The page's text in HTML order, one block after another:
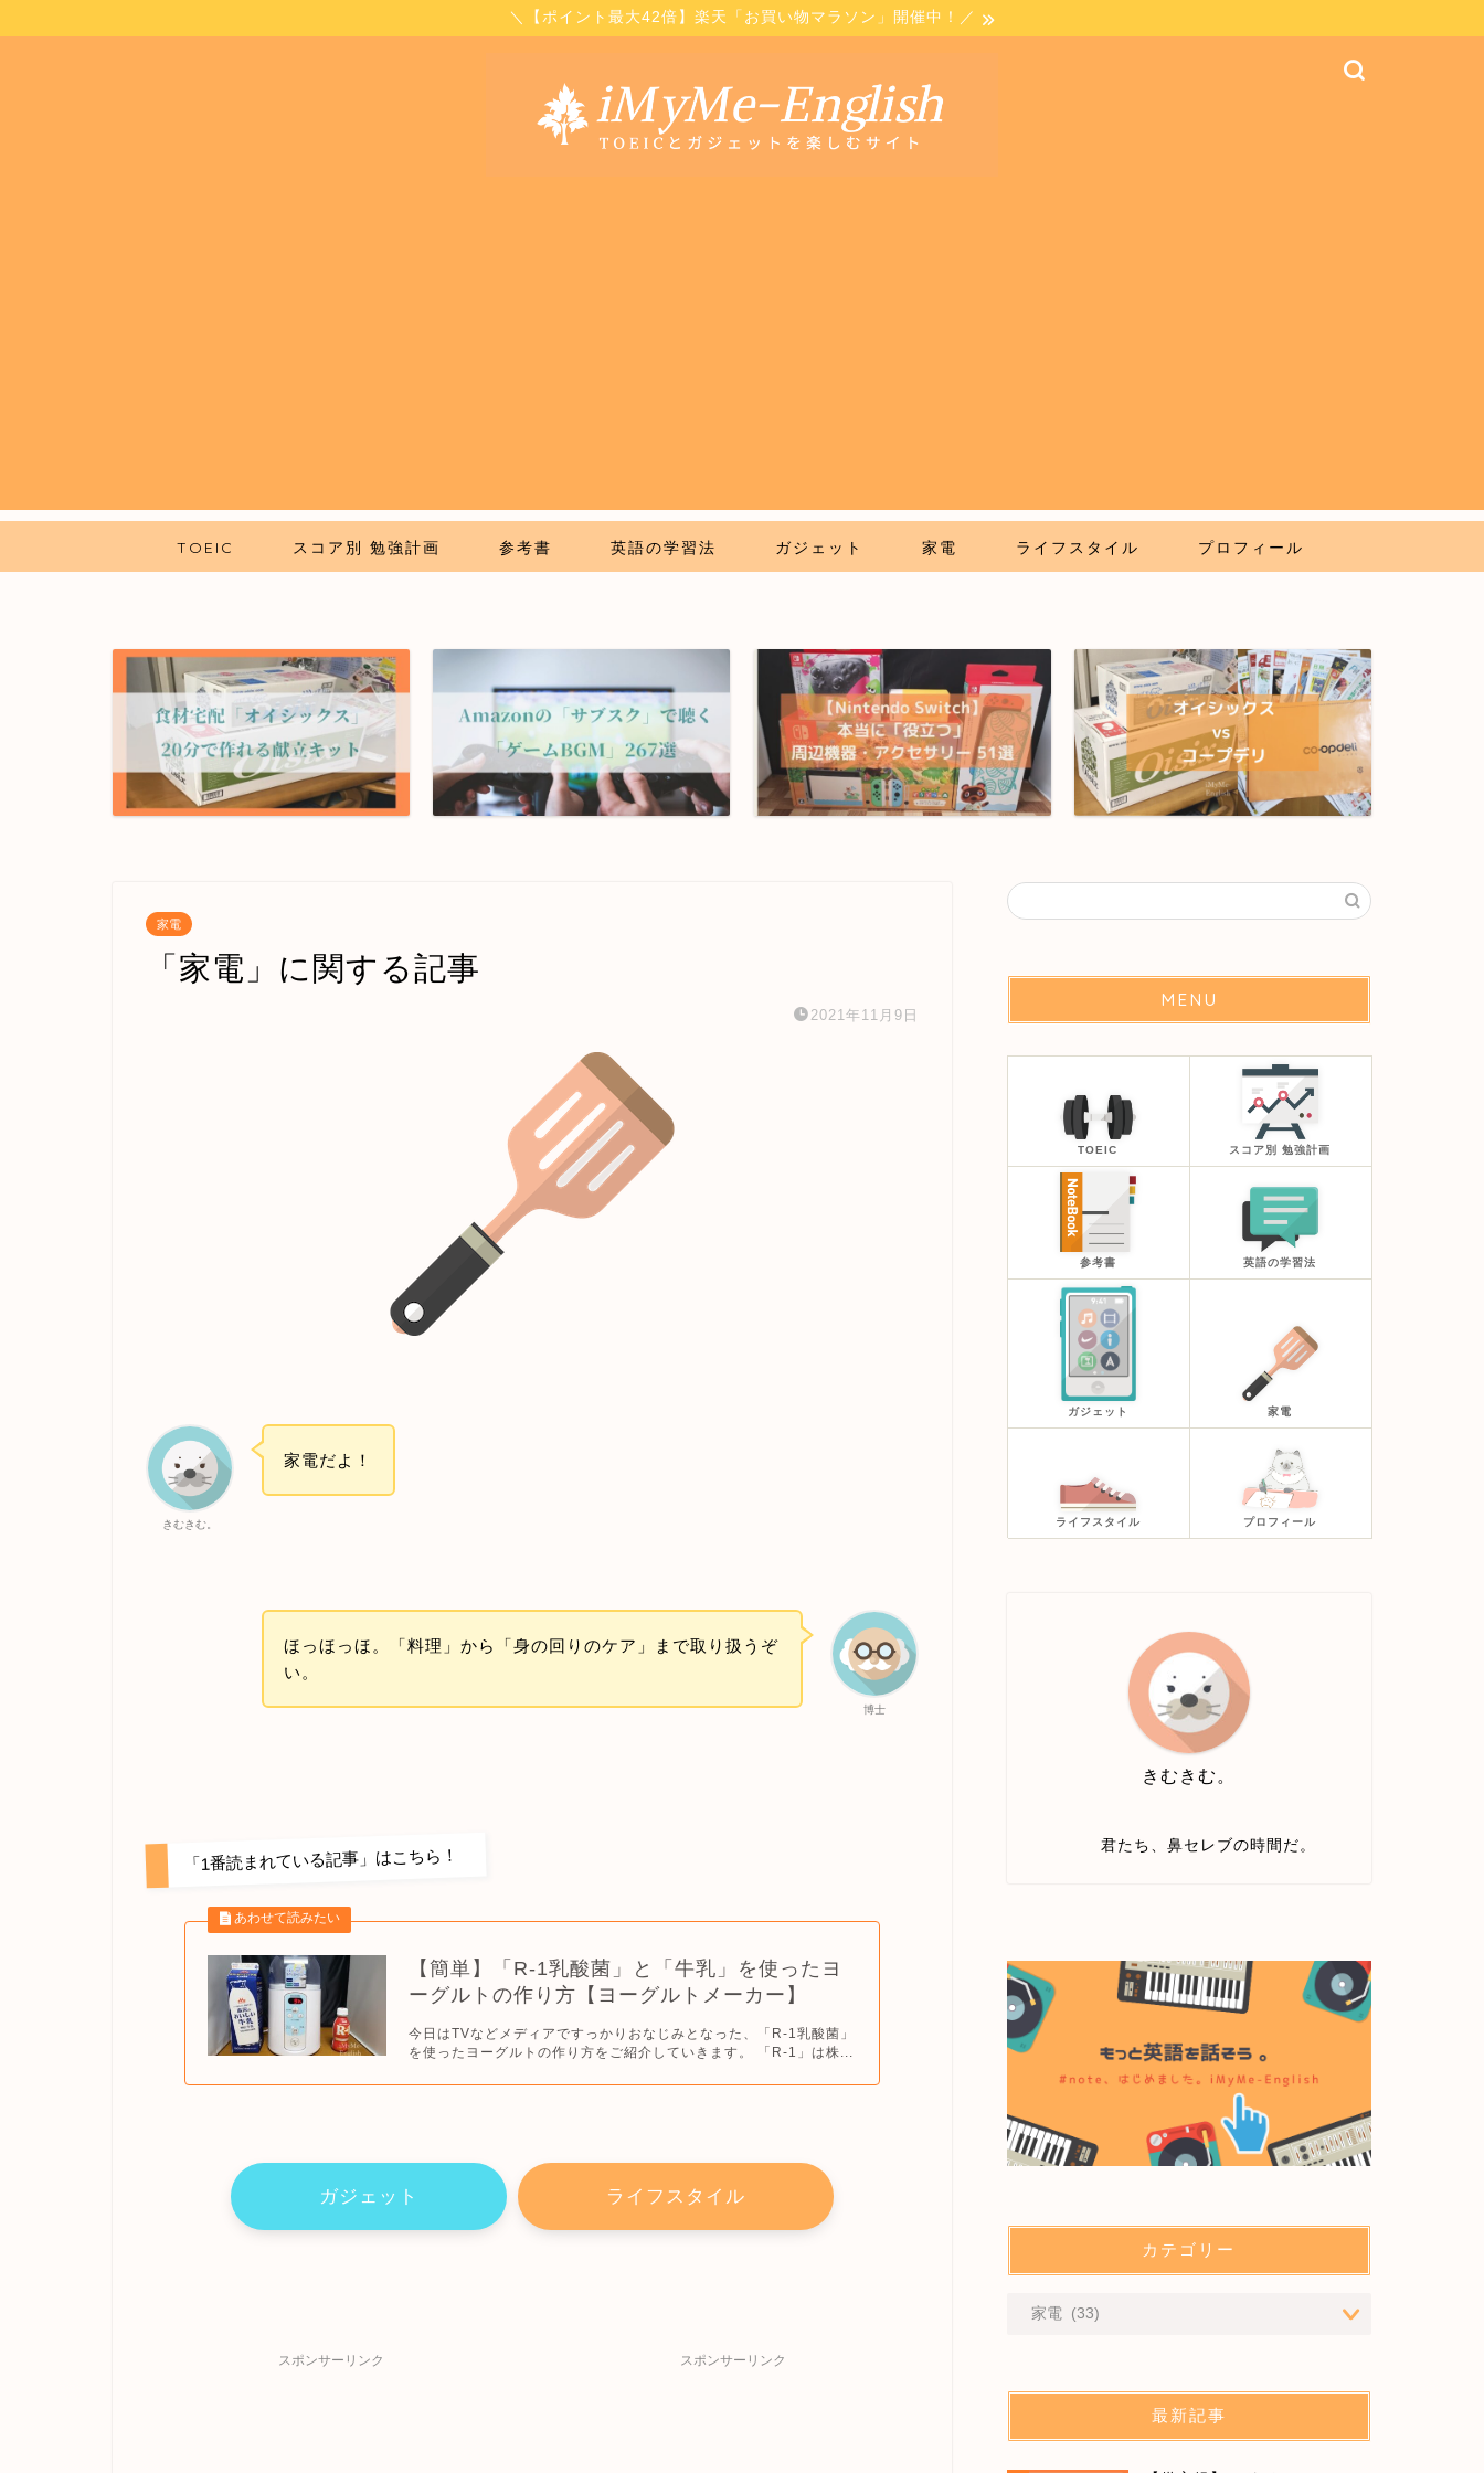
＼【ポイント最大42倍】楽天「お買い物マラソン」開催中！／
TOEIC スコア別 勉強計画 参考書 英語の学習法 ガジェット 家電 ライフスタイル プロフィール
家電
「家電」に関する記事
2021年11月9日
きむきむ。
家電だよ！
博士
ほっほっほ。「料理」から「身の回りのケア」まで取り扱うぞ
い。
「1番読まれている記事」はこちら！
【簡単】「R-1乳酸菌」と「牛乳」を使ったヨ
ーグルトの作り方【ヨーグルトメーカー】
今日はTVなどメディアですっかりおなじみとなった、「R-1乳酸菌」
を使ったヨーグルトの作り方をご紹介していきます。 「R-1」は株...
ガジェット ライフスタイル
スポンサーリンク スポンサーリンク
MENU
TOEIC スコア別 勉強計画
参考書 英語の学習法
ガジェット 家電
ライフスタイル プロフィール
きむきむ。
君たち、鼻セレブの時間だ。
カテゴリー
最新記事